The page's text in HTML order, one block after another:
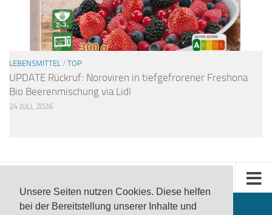
Unsere Seiten nutzen Cookies. Diese helfen
bei der Bereitstellung unserer Inhalte und
LEBENSMITTEL / TOP
UPDATE Rückruf: Noroviren in tiefgefrorener Freshona
Bio Beerenmischung via Lidl
24 JULI, 2026